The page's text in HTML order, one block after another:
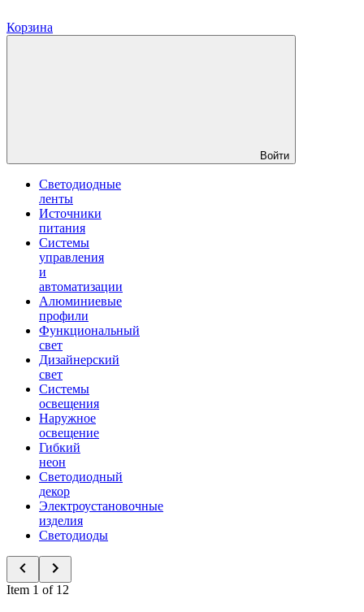
Корзина
Войти
Светодиодные
ленты
Источники
питания
Системы
управления
и
автоматизации
Алюминиевые
профили
Функциональный
свет
Дизайнерский
свет
Системы
освещения
Наружное
освещение
Гибкий
неон
Светодиодный
декор
Электроустановочные
изделия
Светодиоды
Item 1 of 12